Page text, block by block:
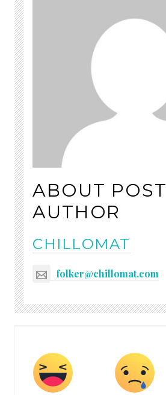
ABOUT POST
AUTHOR
CHILLOMAT
folker@chillomat.com